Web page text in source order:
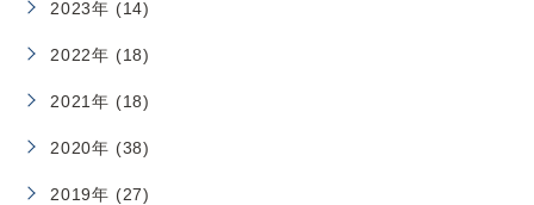
2023年 (14)
2022年 (18)
2021年 (18)
2020年 (38)
2019年 (27)